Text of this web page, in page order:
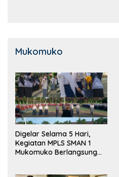
Mukomuko
Digelar Selama 5 Hari,
Kegiatan MPLS SMAN 1
Mukomuko Berlangsung